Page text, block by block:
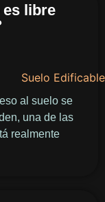
es libre
al suelo se
una de las
realmente